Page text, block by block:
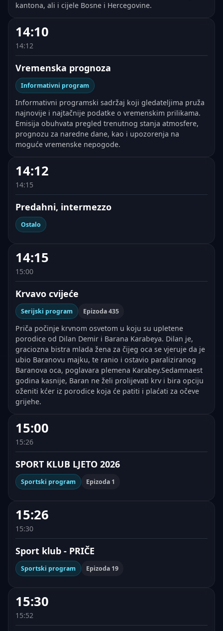
kantona, ali i cijele Bosne i Hercegovine.
14:10
14:12
Vremenska prognoza
Informativni program
Informativni programski sadržaj koji gledateljima pruža
najnovije i najtačnije podatke o vremenskim prilikama.
Emisija obuhvata pregled trenutnog stanja atmosfere,
prognozu za naredne dane, kao i upozorenja na
moguće vremenske nepogode.
14:12
14:15
Predahni, intermezzo
Ostalo
14:15
15:00
Krvavo cvijeće
Serijski program Epizoda 435
Priča počinje krvnom osvetom u koju su upletene
porodice od Dilan Demir i Barana Karabeya. Dilan je,
graciozna bistra mlada žena za čijeg oca se vjeruje da je
ubio Baranovu majku, te ranio i ostavio paraliziranog
Baranova oca, poglavara plemena Karabey.Sedamnaest
godina kasnije, Baran ne želi prolijevati krv i bira opciju
oženiti kćer iz porodice koja će patiti i plaćati za očeve
grijehe.
15:00
15:26
SPORT KLUB LJETO 2026
Sportski program Epizoda 1
15:26
15:30
Sport klub - PRIČE
Sportski program Epizoda 19
15:30
15:52